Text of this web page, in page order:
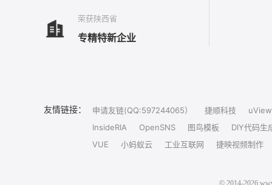
荣获陕西省
专精特新企业
友情链接： 申请友链(QQ:597244065） 捷顺科技
uView
InsideRIA
OpenSNS 图鸟模板
DIY代码生
VUE
小蚂蚁云 工业互联网 捷映视频制作
© 2014-2026